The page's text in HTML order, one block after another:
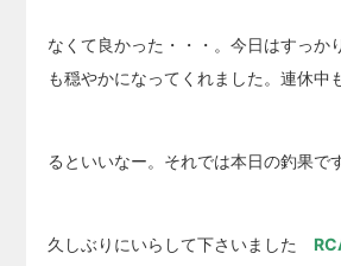
なくて良かった・・・。今日はすっか
も穏やかになってくれました。連休中
るといいなー。それでは本日の釣果で
久しぶりにいらして下さいました